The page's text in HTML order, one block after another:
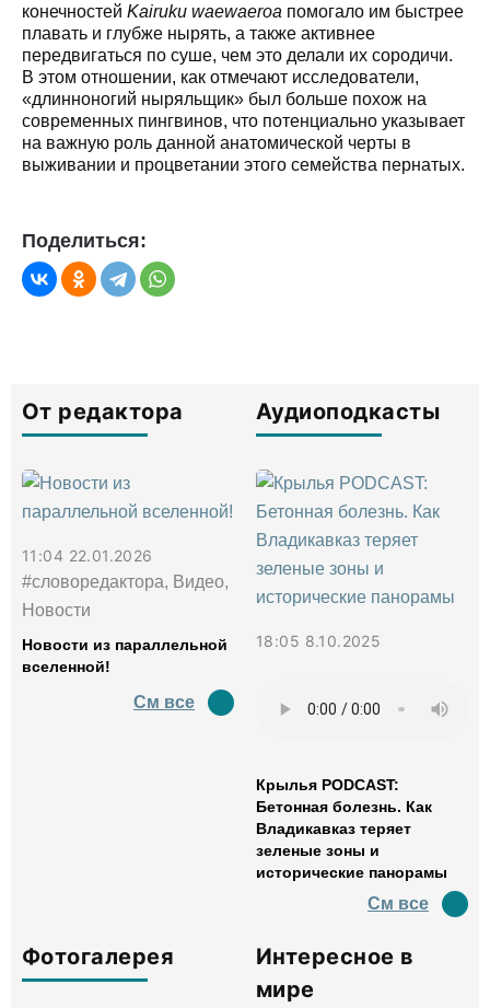
конечностей Kairuku waewaeroa помогало им быстрее
плавать и глубже нырять, а также активнее
передвигаться по суше, чем это делали их сородичи.
В этом отношении, как отмечают исследователи,
«длинноногий ныряльщик» был больше похож на
современных пингвинов, что потенциально указывает
на важную роль данной анатомической черты в
выживании и процветании этого семейства пернатых.
Поделиться:
От редактора
11:04 22.01.2026
#словоредактора, Видео,
Новости
Новости из параллельной
вселенной!
См все
Аудиоподкасты
18:05 8.10.2025
Крылья PODCAST:
Бетонная болезнь. Как
Владикавказ теряет
зеленые зоны и
исторические панорамы
См все
Фотогалерея
Интересное в
мире